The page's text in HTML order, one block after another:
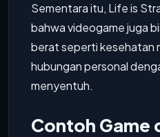
Sementara itu, Life is
bahwa videogame juga
berat seperti kesehatan
hubungan personal
menyentuh.
Contoh Game